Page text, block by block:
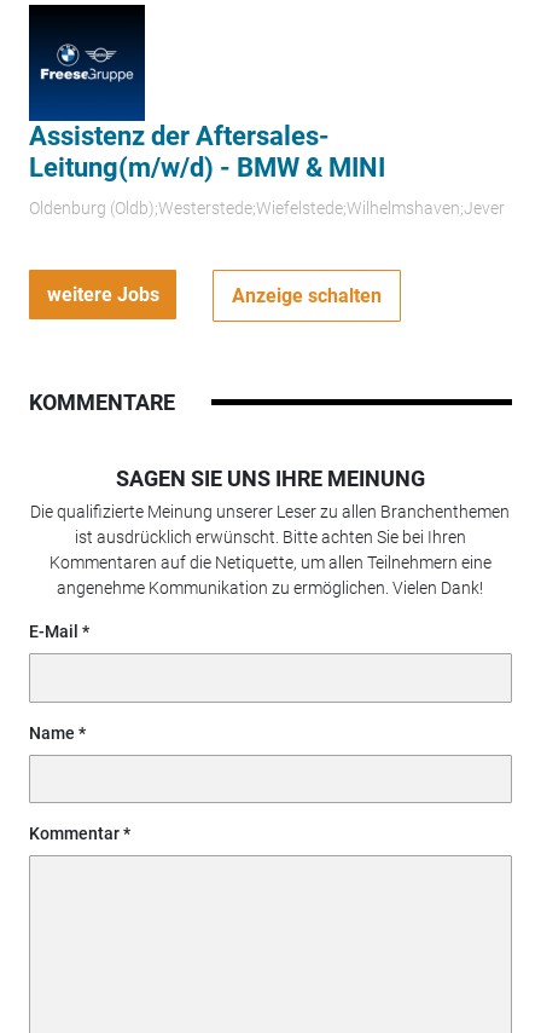
Assistenz der Aftersales-
Leitung(m/w/d) - BMW & MINI
Oldenburg (Oldb);Westerstede;Wiefelstede;Wilhelmshaven;Jever
weitere Jobs Anzeige schalten
KOMMENTARE
SAGEN SIE UNS IHRE MEINUNG
Die qualifizierte Meinung unserer Leser zu allen Branchenthemen
ist ausdrücklich erwünscht. Bitte achten Sie bei Ihren
Kommentaren auf die Netiquette, um allen Teilnehmern eine
angenehme Kommunikation zu ermöglichen. Vielen Dank!
E-Mail
Name
Kommentar